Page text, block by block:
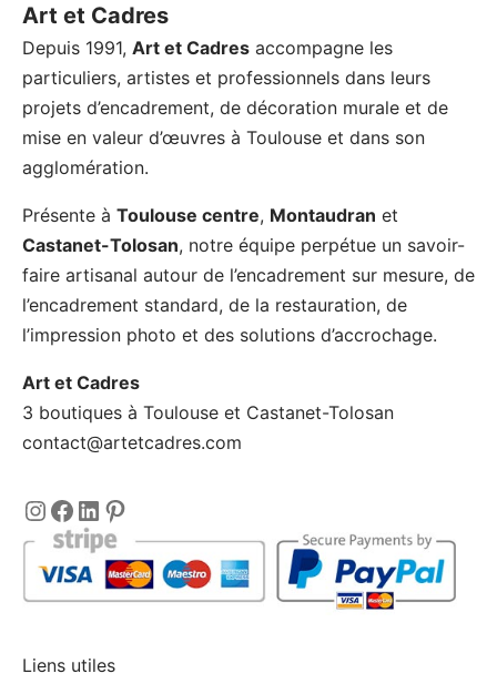
variations.
Les
options
peuvent
être
choisies
la
page
du
produit
Art et Cadres
Depuis 1991, Art et Cadres accompagne les
particuliers, artistes et professionnels dans leurs
projets d’encadrement, de décoration murale et de
mise en valeur d’œuvres à Toulouse et dans son
agglomération.
Présente à Toulouse centre, Montaudran et
Castanet-Tolosan, notre équipe perpétue un savoir-
faire artisanal autour de l’encadrement sur mesure, de
l’encadrement standard, de la restauration, de
l’impression photo et des solutions d’accrochage.
Art et Cadres
3 boutiques à Toulouse et Castanet-Tolosan
contact@artetcadres.com
Instagram
https://www.facebook.com/
LinkedIn
Pinterest
Liens utiles